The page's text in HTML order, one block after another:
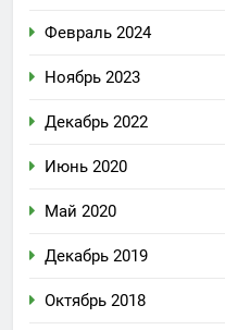
Февраль 2024
Ноябрь 2023
Декабрь 2022
Июнь 2020
Май 2020
Декабрь 2019
Октябрь 2018